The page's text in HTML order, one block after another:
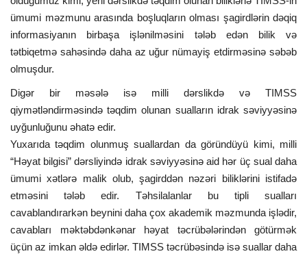
ümumi məzmunu arasında boşluqların olması şagirdlərin dəqiq
informasiyanın birbaşa işlənilməsini tələb edən bilik və
tətbiqetmə sahəsində daha az uğur nümayiş etdirməsinə səbəb
olmuşdur.
Digər bir məsələ isə milli dərslikdə və TIMSS
qiymətləndirməsində təqdim olunan sualların idrak səviyyəsinə
uyğunluğunu əhatə edir.
Yuxarıda təqdim olunmuş suallardan da göründüyü kimi, milli
“Həyat bilgisi” dərsliyində idrak səviyyəsinə aid hər üç sual daha
ümumi xətlərə malik olub, şagirddən nəzəri biliklərini istifadə
etməsini tələb edir. Təhsilalanlar bu tipli sualları
cavablandırarkən beynini daha çox akademik məzmunda işlədir,
cavabları məktəbdənkənar həyat təcrübələrindən götürmək
üçün az imkan əldə edirlər. TIMSS təcrübəsində isə suallar daha